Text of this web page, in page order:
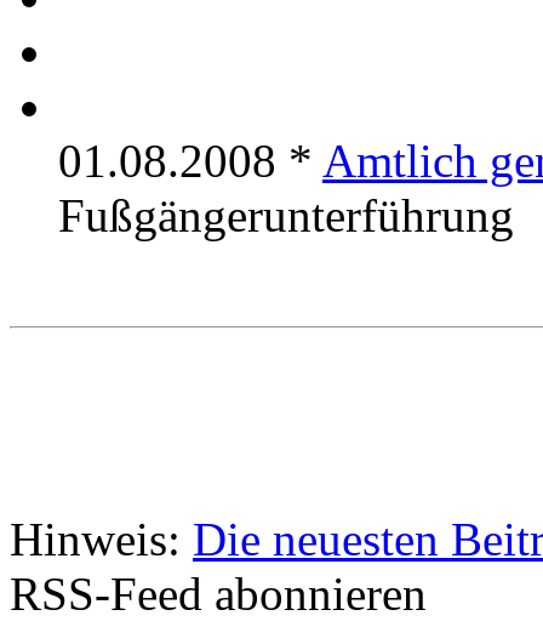
01.08.2008 * Amtlich
Fußgängerunterführung
Hinweis: Die neuesten
RSS-Feed abonnieren